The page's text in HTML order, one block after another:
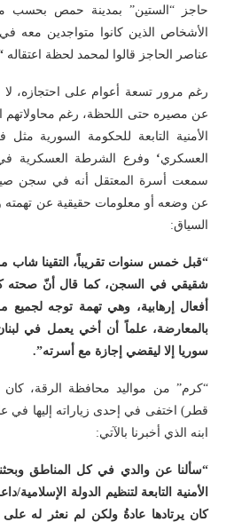
حاجز “الستين” بمدينة حمص بحسب
الأشخاص الذين كانوا متواجدين معه في
عناصر الحاجز قالوا لمحمد لحظة اعتقاله
رغم مرور تسعة أعوام على احتجازه، لا
عن مصيره حتى اللحظة، رغم محاولاتهم
الأمنية التابعة للحكومة السورية
العسكري‘ وفرع الشرطة العسكرية
سمعت أسرة المعتقل أنه في سجن
عن وضعه أو معلومات حقيقية عن
السياق:
“قبل خمس سنوات تقريباً، التقينا شاب
شقيقي في السجن، كما قال أنّ صحته
أفعال إرهابية، وهي تهمة توجه
سوريا إلا ليقضي إجازة مع أسرته”.
“كرم” من مواليد محافظة الرقة،
ابنه الذي أخبرنا بالآتي:
“سألنا عن والدي في كل المناطق
الأمنية التابعة لتنظيم الدولة
كان يرتادها عادةُ ولكن لم نعثر له